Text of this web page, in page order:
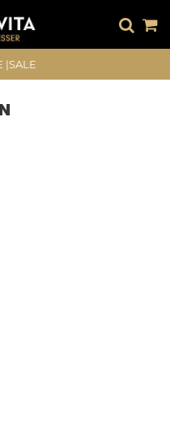
DIREKT
ZUM
INHALT
UM ZU SUCHEN
|SALE